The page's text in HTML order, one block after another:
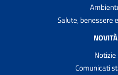
Salute, benessere
NOVITÀ
Notizie
Comunicati